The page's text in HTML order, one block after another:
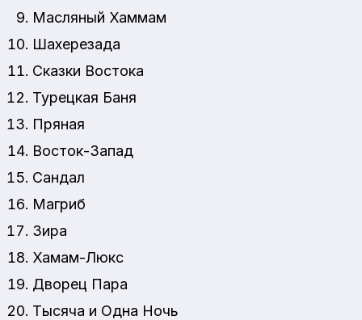
Масляный Хаммам
Шахерезада
Сказки Востока
Турецкая Баня
Пряная
Восток-Запад
Сандал
Магриб
Зира
Хамам-Люкс
Дворец Пара
Тысяча и Одна Ночь